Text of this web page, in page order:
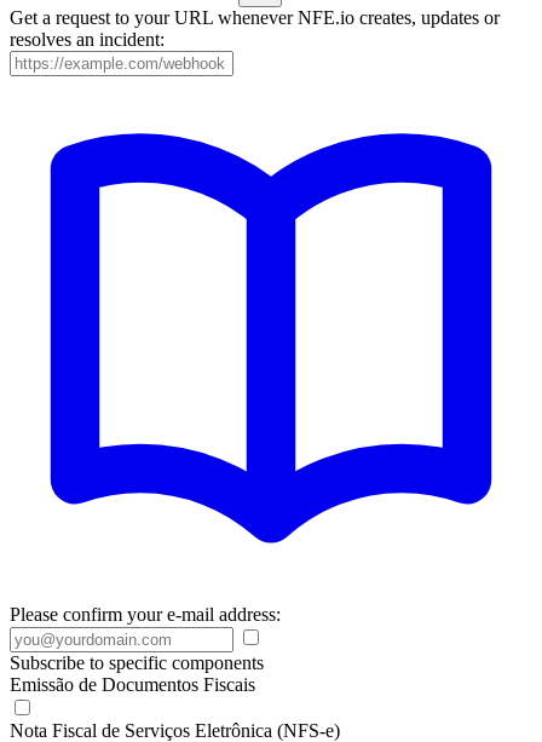
Get a request to your URL whenever NFE.io creates, updates or
resolves an incident:
Please confirm your e-mail address:
Subscribe to specific components
Emissão de Documentos Fiscais
Nota Fiscal de Serviços Eletrônica (NFS-e)